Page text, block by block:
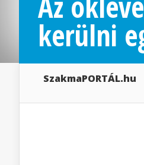
kerülni
SzakmaPORTÁL.hu